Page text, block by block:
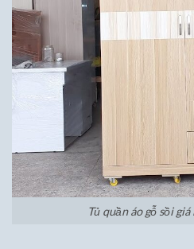
Tủ quần áo gỗ sồi